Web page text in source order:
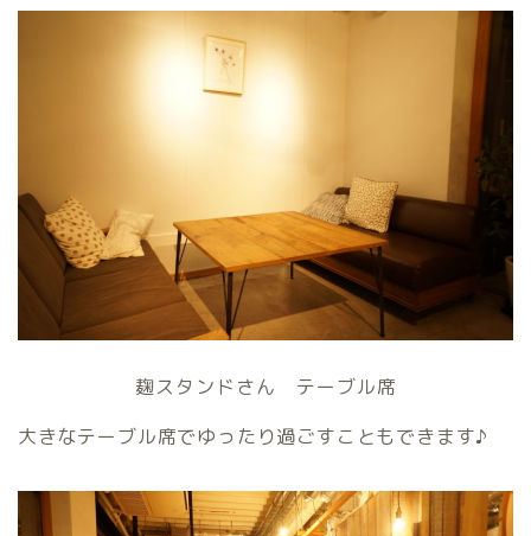
麹スタンドさん テーブル席
大きなテーブル席でゆったり過ごすこともできます♪